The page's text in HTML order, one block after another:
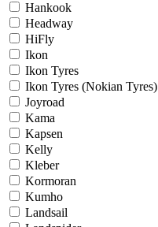
Hankook
Headway
HiFly
Ikon
Ikon Tyres
Ikon Tyres (Nokian Tyres)
Joyroad
Kama
Kapsen
Kelly
Kleber
Kormoran
Kumho
Landsail